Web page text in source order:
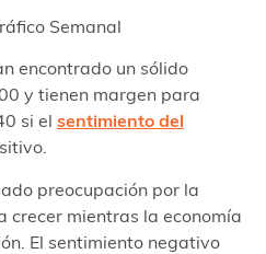
Semanal
encontrado un sólido
y tienen margen para
si el sentimiento del
preocupación por la
mientras la economía
El sentimiento negativo